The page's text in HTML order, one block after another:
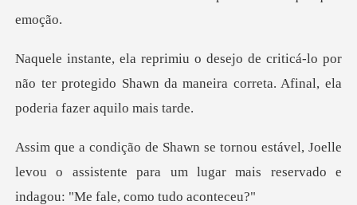
á-lo por
não ter protegido Shawn da maneira corre
Joelle
levou o assistente para um lugar mais re